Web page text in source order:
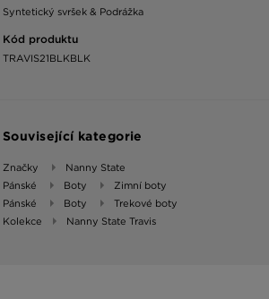
Syntetický svršek & Podrážka
Kód produktu
TRAVIS21BLKBLK
Související kategorie
Značky
Nanny State
Pánské
Boty
Zimní boty
Pánské
Boty
Trekové boty
Kolekce
Nanny State Travis